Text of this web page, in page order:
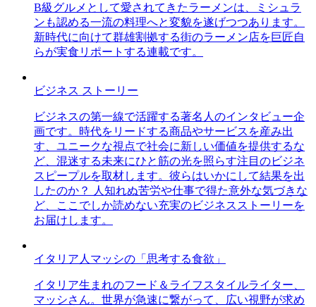
B級グルメとして愛されてきたラーメンは、ミシュラ
ンも認める一流の料理へと変貌を遂げつつあります。
新時代に向けて群雄割拠する街のラーメン店を巨匠自
らが実食リポートする連載です。
ビジネス ストーリー
ビジネスの第一線で活躍する著名人のインタビュー企
画です。時代をリードする商品やサービスを産み出
す、ユニークな視点で社会に新しい価値を提供するな
ど、混迷する未来にひと筋の光を照らす注目のビジネ
スピープルを取材します。彼らはいかにして結果を出
したのか？ 人知れぬ苦労や仕事で得た意外な気づきな
ど、ここでしか読めない充実のビジネスストーリーを
お届けします。
イタリア人マッシの「思考する食欲」
イタリア生まれのフード＆ライフスタイルライター、
マッシさん。世界が急速に繋がって、広い視野が求め